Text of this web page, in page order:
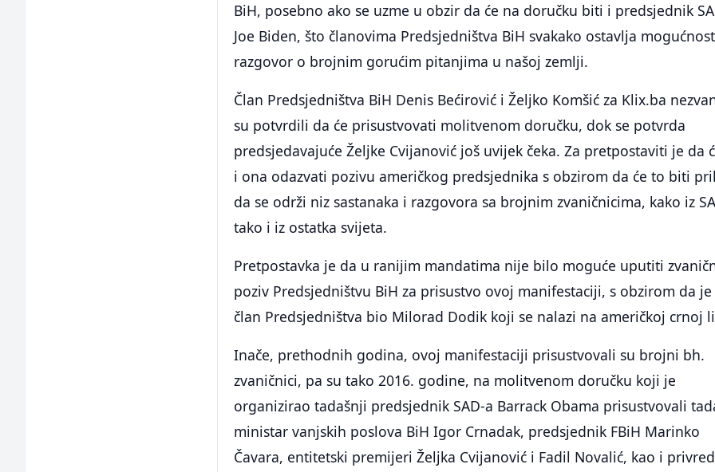
BiH, posebno ako se uzme u obzir da će na doručku biti i predsjednik
Joe Biden, što članovima Predsjedništva BiH svakako ostavlja
razgovor o brojnim gorućim pitanjima u našoj zemlji.
Član Predsjedništva BiH Denis Bećirović i Željko Komšić za Klix.ba
su potvrdili da će prisustvovati molitvenom doručku, dok se potvrda
predsjedavajuće Željke Cvijanović još uvijek čeka. Za pretpostaviti je da
i ona odazvati pozivu američkog predsjednika s obzirom da će to biti
da se održi niz sastanaka i razgovora sa brojnim zvaničnicima, kako iz
tako i iz ostatka svijeta.
Pretpostavka je da u ranijim mandatima nije bilo moguće uputiti
poziv Predsjedništvu BiH za prisustvo ovoj manifestaciji, s obzirom da
član Predsjedništva bio Milorad Dodik koji se nalazi na američkoj crnoj
Inače, prethodnih godina, ovoj manifestaciji prisustvovali su brojni bh.
zvaničnici, pa su tako 2016. godine, na molitvenom doručku koji je
organizirao tadašnji predsjednik SAD-a Barrack Obama prisustvovali
ministar vanjskih poslova BiH Igor Crnadak, predsjednik FBiH Marinko
Čavara, entitetski premijeri Željka Cvijanović i Fadil Novalić, kao i